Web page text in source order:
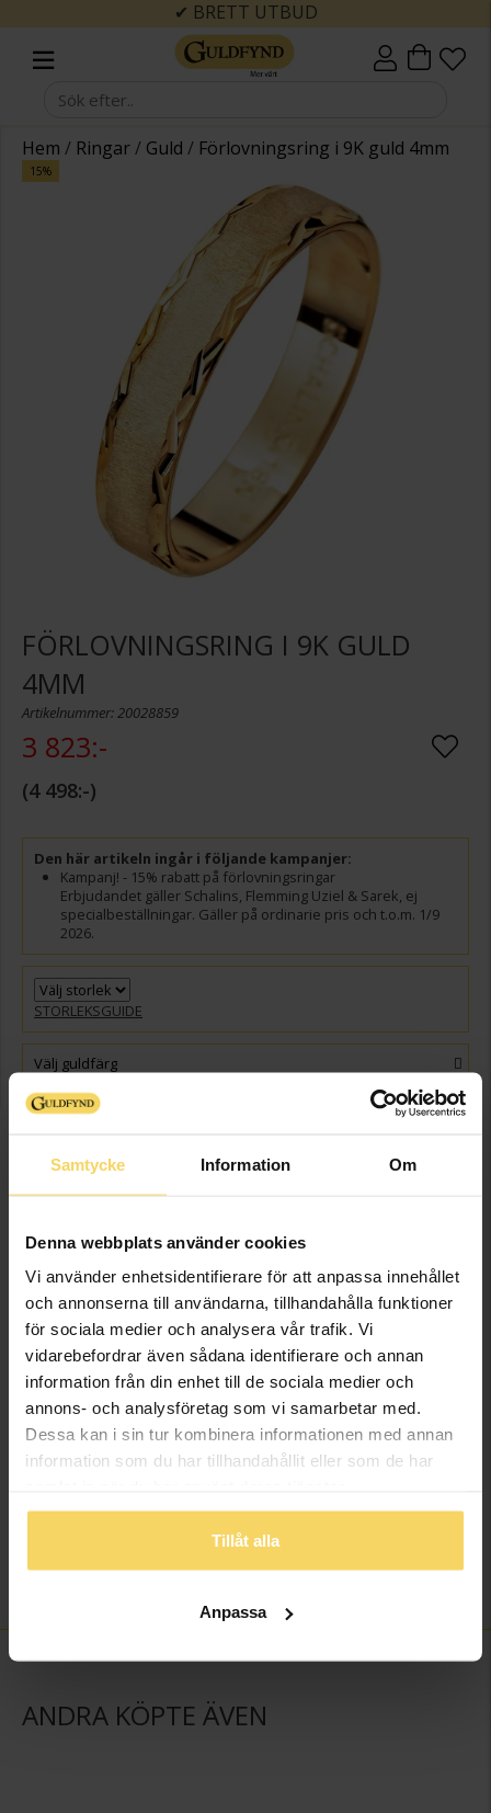
Samtycke Information Om
Denna webbplats använder cookies
Vi använder enhetsidentifierare för att anpassa innehållet
och annonserna till användarna, tillhandahålla funktioner
för sociala medier och analysera vår trafik. Vi
vidarebefordrar även sådana identifierare och annan
information från din enhet till de sociala medier och
annons- och analysföretag som vi samarbetar med.
Dessa kan i sin tur kombinera informationen med annan
information som du har tillhandahållit eller som de har
Tillåt alla
Anpassa
✔ BRETT UTBUD
Hem / Ringar/ Guld / Förlovningsring i 9K guld 4mm
15%
FÖRLOVNINGSRING I 9K GULD
4MM
Artikelnummer: 20028859
3 823:-
4 498:-
Den här artikeln ingår i följande kampanjer:
Kampanj! - 15% rabatt på förlovningsringar
Erbjudandet gäller Schalins, Flemming Uziel & Sarek, ej
specialbeställningar. Gäller på ordinarie pris och t.o.m. 1/9
2026.
STORLEKSGUIDE
Välj guldfärg
GRAVYR
VÄLJ STORLEK FÖR ATT LÄGGA I VARUKORGEN
Beställningsvara
Leveranstid 5-15 arbetsdagar. Ingen bytesrätt, returrätt eller öppet köp
för beställningsvaror samt graverade varor. Läs mer om ångerrätt och
öppet köp i webbshoppenhär.
Beställningsvara - Max 15 arbetsdagars leveranstid.
Info
Bredd ca (mm)
4.0
Höjd ca (mm)
1.0
Guld
ANDRA KÖPTE ÄVEN